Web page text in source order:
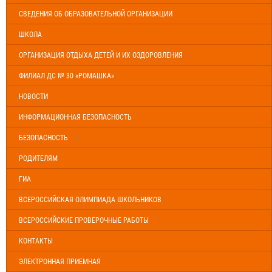
СВЕДЕНИЯ ОБ ОБРАЗОВАТЕЛЬНОЙ ОРГАНИЗАЦИИ
ШКОЛА
ОРГАНИЗАЦИЯ ОТДЫХА ДЕТЕЙ И ИХ ОЗДОРОВЛЕНИЯ
ФИЛИАЛ ДС № 30 «РОМАШКА»
НОВОСТИ
ИНФОРМАЦИОННАЯ БЕЗОПАСНОСТЬ
БЕЗОПАСНОСТЬ
РОДИТЕЛЯМ
ГИА
ВСЕРОССИЙСКАЯ ОЛИМПИАДА ШКОЛЬНИКОВ
ВСЕРОССИЙСКИЕ ПРОВЕРОЧНЫЕ РАБОТЫ
КОНТАКТЫ
ЭЛЕКТРОННАЯ ПРИЕМНАЯ